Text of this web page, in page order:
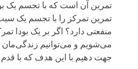
تمرین آن است که با تجسم یک
تمرین تمرکز را با تجسم یک
منفعتی دارد؟ اگر بر یک بودا
می‌شویم و می‌توانیم زندگی‌مان
جهت دهیم با این هدف که با قدم